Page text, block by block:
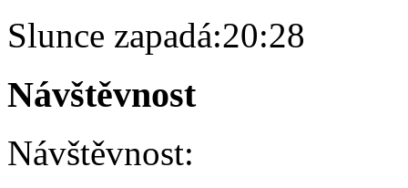
Slunce zapadá:20:28
Návštěvnost
Návštěvnost: